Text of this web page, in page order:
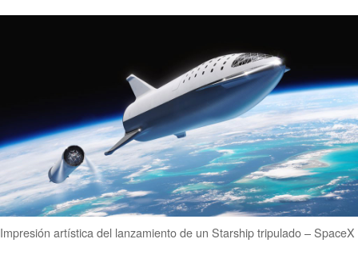
Impresión artística del lanzamiento de un Starship tripulado – SpaceX